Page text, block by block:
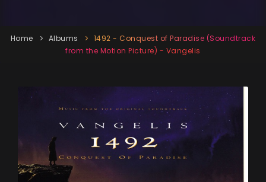
Home Albums
1492 - Conquest of Paradise (Soundtrack
from the Motion Picture) - Vangelis